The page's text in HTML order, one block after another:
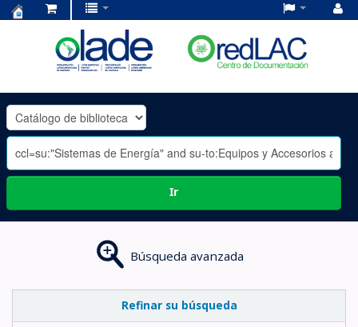
OLADE
-
Ir
Búsqueda avanzada
Refinar su búsqueda